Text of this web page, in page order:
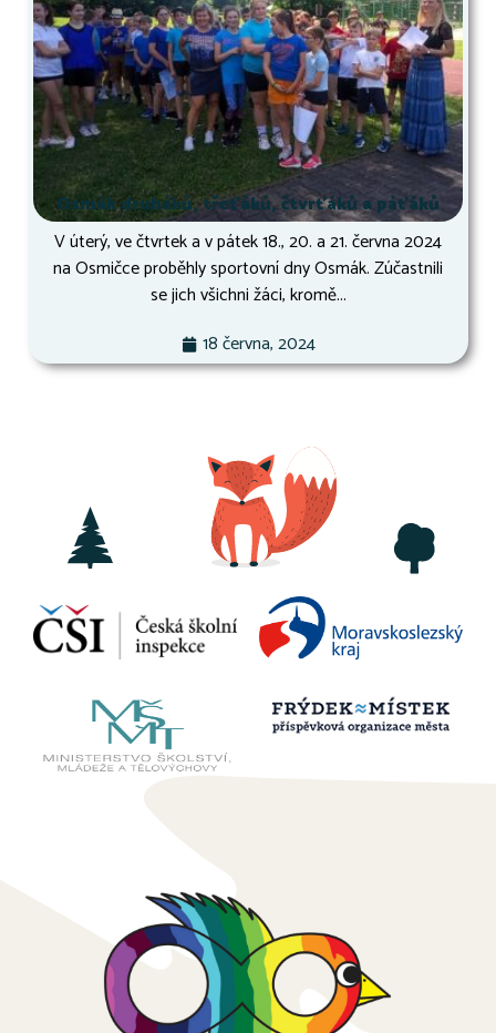
Osmák druháků, třeťáků, čtvrťáků a páťáků
V úterý, ve čtvrtek a v pátek 18., 20. a 21. června 2024
na Osmičce proběhly sportovní dny Osmák. Zúčastnili
se jich všichni žáci, kromě...
18 června, 2024